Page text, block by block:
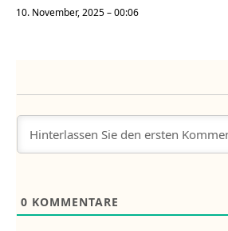
10. November, 2025 – 00:06
0 KOMMENTARE